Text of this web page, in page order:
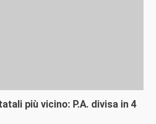
più vicino: P.A. divisa in 4